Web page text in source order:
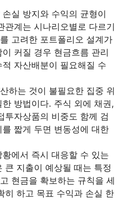
실 방지와 수익의 균형이
관계는 시나리오별로 다르기
고려한 포트폴리오 설계가
커질 경우 현금흐름 관리
자산배분이 필요해질 수
하는 것이 불필요한 집중 위
방법이다. 주식 외에 채권,
투자상품의 비중도 함께 검
짧게 두면 변동성에 대한
에서 즉시 대응할 수 있는
큰 지출이 예상될 때는 특정
현금을 확보하는 규칙을 세
히 하고 목표 수익과 손실 한